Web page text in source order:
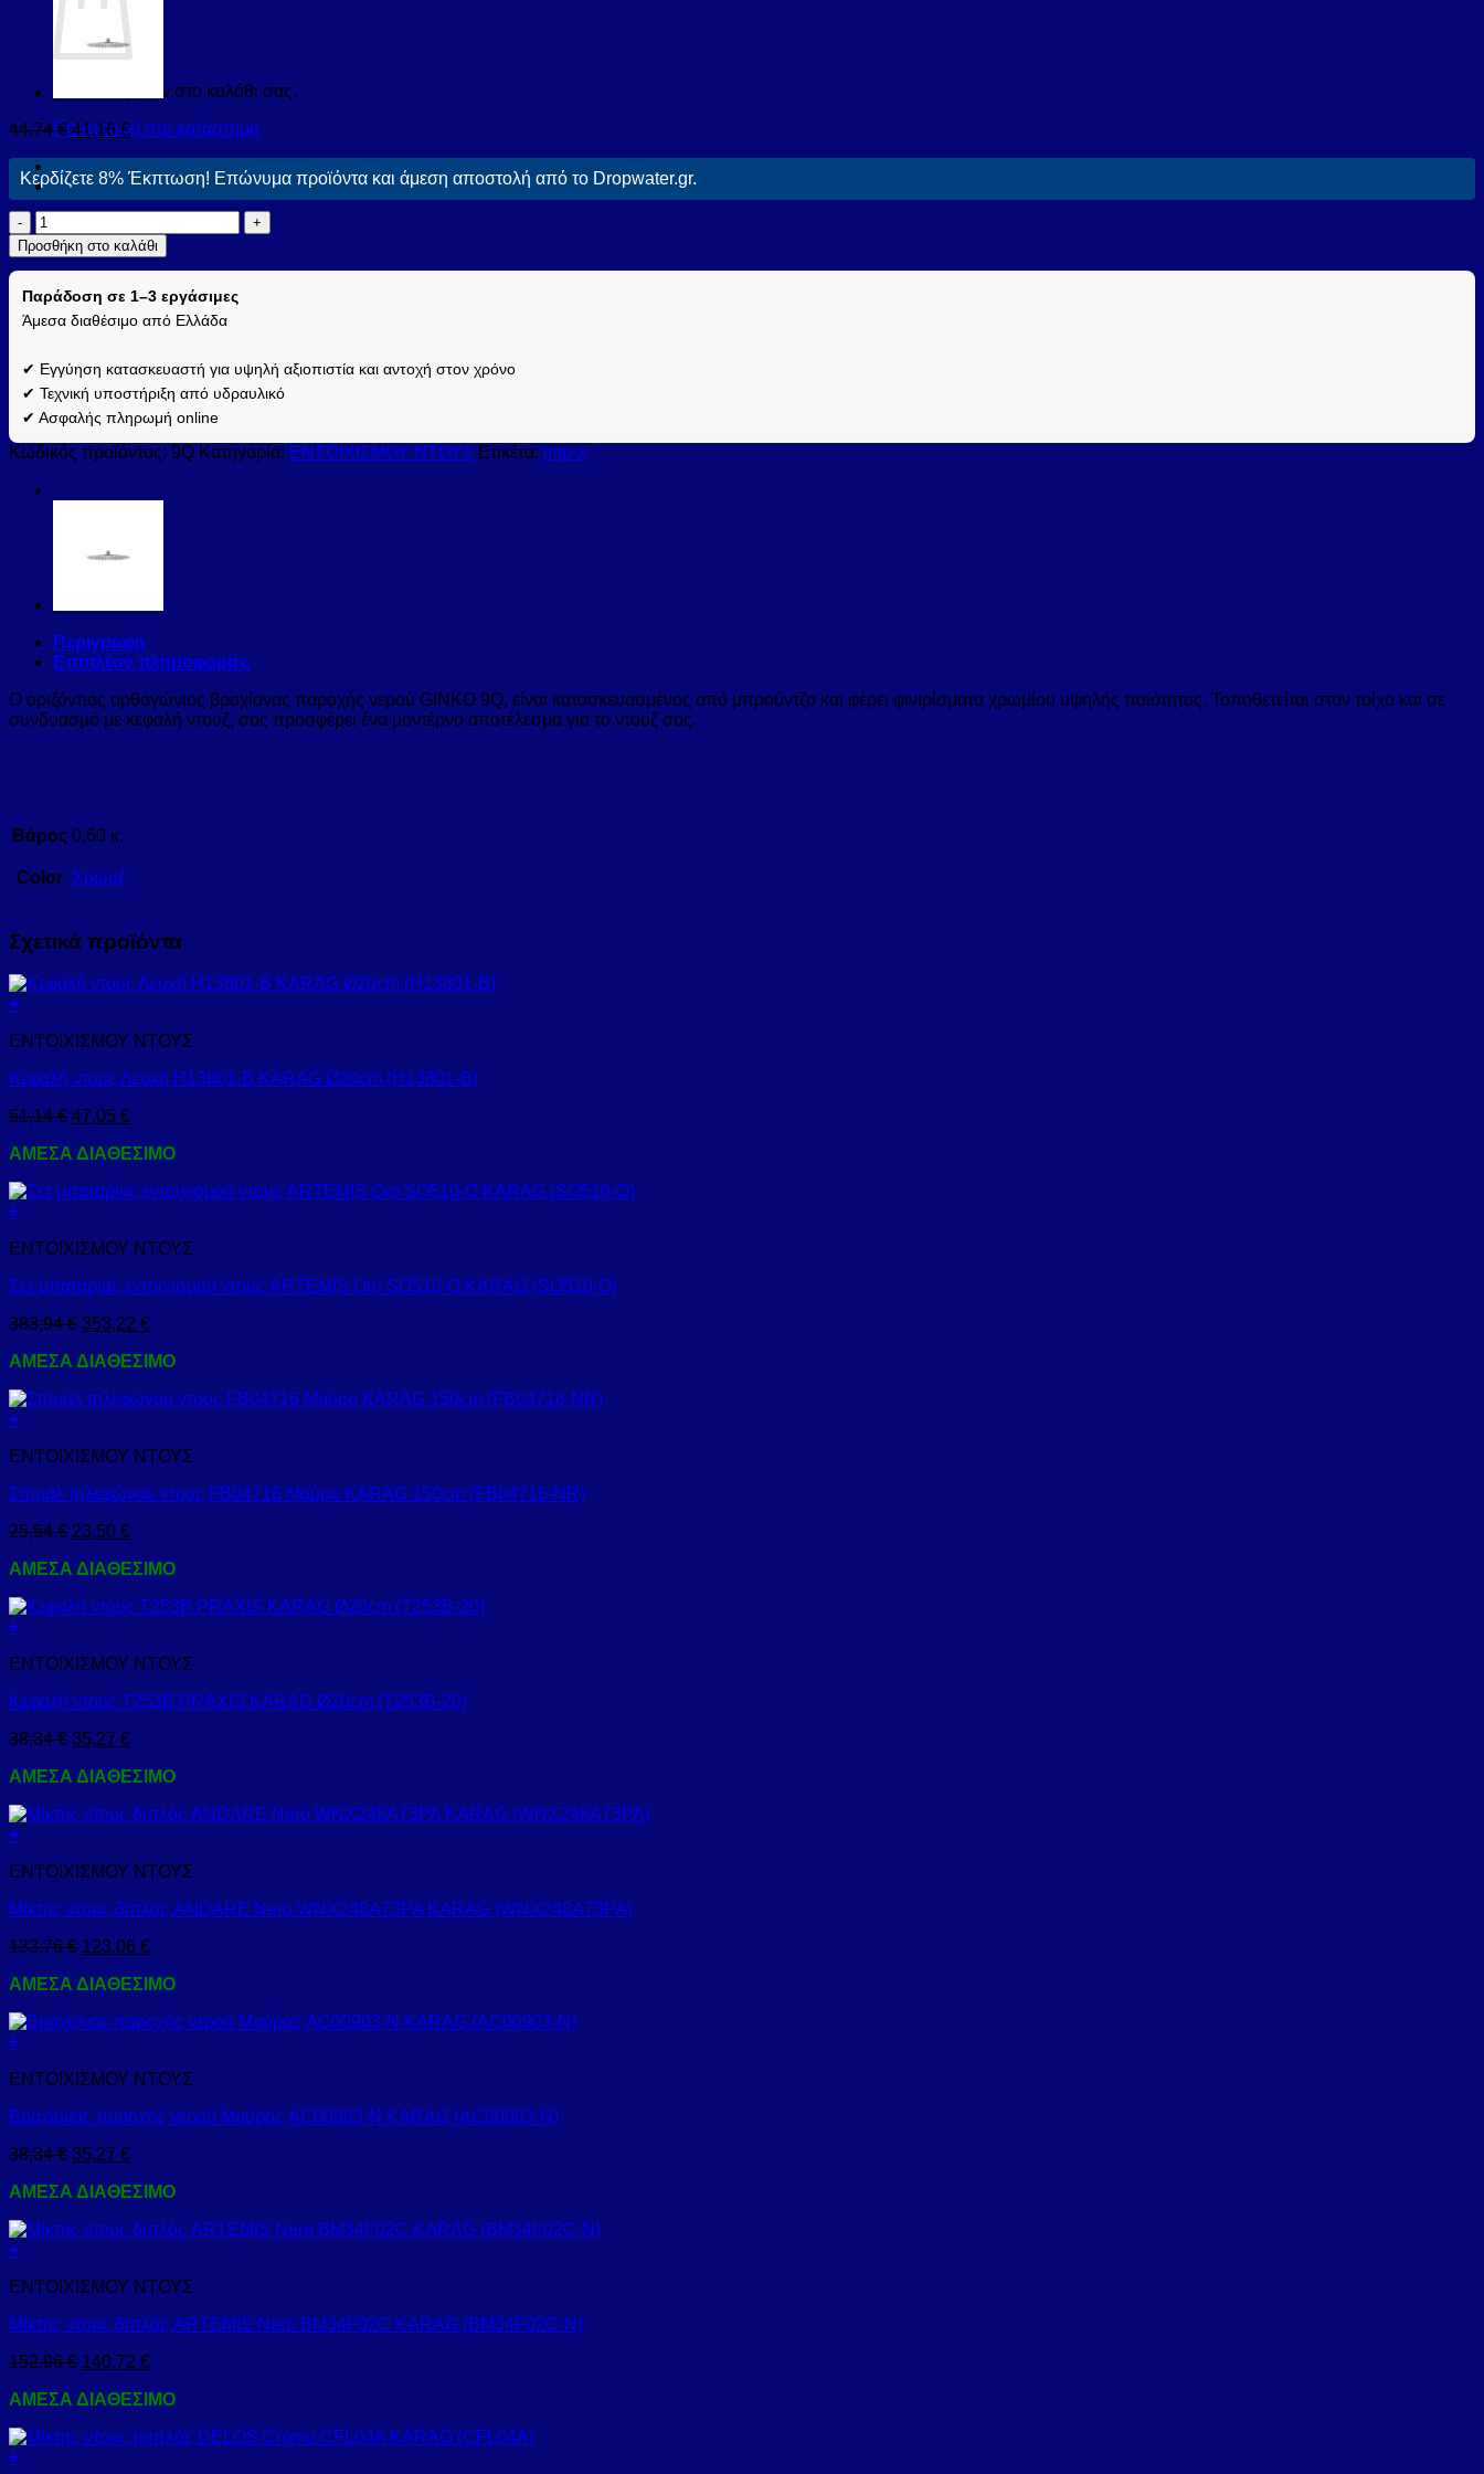
Κανένα προϊόν στο καλάθι σας.
Επιστροφή στο κατάστημα
44,74€ 41,16€
Κερδίζετε 8% Έκπτωση! Επώνυμα προϊόντα και άμεση αποστολή από το Dropwater.gr.
Βραχίονας
παροχής
νερού
9Q
PRAXIS
(9Q)
ποσότητα
Προσθήκη στο καλάθι
Παράδοση σε 1–3 εργάσιμες
Άμεσα διαθέσιμο από Ελλάδα
✔ Εγγύηση κατασκευαστή για υψηλή αξιοπιστία και αντοχή στον χρόνο
✔ Τεχνική υποστήριξη από υδραυλικό
✔ Ασφαλής πληρωμή online
Κωδικός προϊόντος: 9Q Κατηγορία: ΕΝΤΟΙΧΙΣΜΟΥ ΝΤΟΥΣ Ετικέτα: imp-x
Περιγραφή
Επιπλέον πληροφορίες
Ο οριζόντιος ορθογώνιος βραχίονας παροχής νερού GINKO 9Q, είναι κατασκευασμένος από μπρούντζο και φέρει φινιρίσματα χρωμίου υψηλής ποιότητας. Τοποθετείται στον τοίχο και σε
συνδυασμό με κεφαλή ντουζ, σας προσφέρει ένα μοντέρνο αποτέλεσμα για το ντουζ σας.
Βάρος 0,60 κ.
Color Χρωμέ
Σχετικά προϊόντα
+
ΕΝΤΟΙΧΙΣΜΟΥ ΝΤΟΥΣ
Κεφαλή ντους Λευκή H13801-B KARAG Ø20cm (H13801-B)
51,14€ 47,05 €
ΑΜΕΣΑ ΔΙΑΘΕΣΙΜΟ
+
ΕΝΤΟΙΧΙΣΜΟΥ ΝΤΟΥΣ
Σετ μπαταρίας εντοιχισμού ντους ARTEMIS Oro SO510-O KARAG (SO510-O)
383,94€ 353,22 €
ΑΜΕΣΑ ΔΙΑΘΕΣΙΜΟ
+
ΕΝΤΟΙΧΙΣΜΟΥ ΝΤΟΥΣ
Σπιράλ τηλεφώνου ντους FB04716 Μαύρο KARAG 150cm (FB04716-NR)
25,54€ 23,50 €
ΑΜΕΣΑ ΔΙΑΘΕΣΙΜΟ
+
ΕΝΤΟΙΧΙΣΜΟΥ ΝΤΟΥΣ
Κεφαλή ντους Τ253Β PRAXIS KARAG Ø20cm (T253B-20)
38,34€ 35,27 €
ΑΜΕΣΑ ΔΙΑΘΕΣΙΜΟ
+
ΕΝΤΟΙΧΙΣΜΟΥ ΝΤΟΥΣ
Μίκτης ντους διπλός ANDARE Nero WNX248A73PA KARAG (WNX248A73PA)
133,76€ 123,06 €
ΑΜΕΣΑ ΔΙΑΘΕΣΙΜΟ
+
ΕΝΤΟΙΧΙΣΜΟΥ ΝΤΟΥΣ
Βραχίονας παροχής νερού Μαύρος AC00903-N KARAG (AC00903-N)
38,34€ 35,27 €
ΑΜΕΣΑ ΔΙΑΘΕΣΙΜΟ
+
ΕΝΤΟΙΧΙΣΜΟΥ ΝΤΟΥΣ
Μίκτης ντους διπλός ARTEMIS Nero BM34F02C KARAG (BM34F02C-N)
152,96€ 140,72 €
ΑΜΕΣΑ ΔΙΑΘΕΣΙΜΟ
+